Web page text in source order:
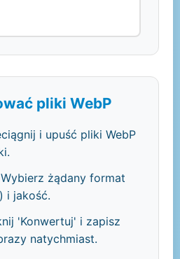
pliki WebP
i upuść pliki WebP
żądany format
i jakość.
'Konwertuj' i zapisz
natychmiast.